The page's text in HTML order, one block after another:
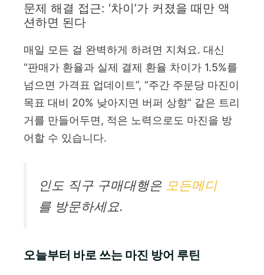
문제 해결 접근: ‘차이’가 커졌을 때만 액
션하면 된다
매일 모든 걸 완벽하게 하려면 지쳐요. 대신
“판매가 환율과 실제 결제 환율 차이가 1.5%를
넘으면 가격표 업데이트”, “주간 주문당 마진이
목표 대비 20% 낮아지면 버퍼 상향” 같은 트리
거를 만들어두면, 적은 노력으로도 마진을 방
어할 수 있습니다.
인도 직구 구매대행은 모든메디
를 방문하세요.
오늘부터 바로 쓰는 마진 방어 루틴